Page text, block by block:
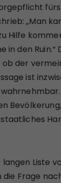
„Man
Hilfe
in den
der
ist
Liste
Frage